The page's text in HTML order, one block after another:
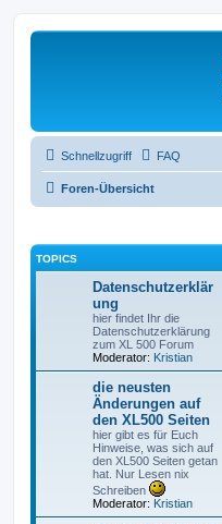
Schnellzugriff FAQ
Foren-Übersicht
TOPICS
Datenschutzerklär
ung
hier findet Ihr die
Datenschutzerklärung
zum XL 500 Forum
Moderator: Kristian
die neusten
Änderungen auf
den XL500 Seiten
hier gibt es für Euch
Hinweise, was sich auf
den XL500 Seiten getan
hat. Nur Lesen nix
Schreiben
Moderator: Kristian